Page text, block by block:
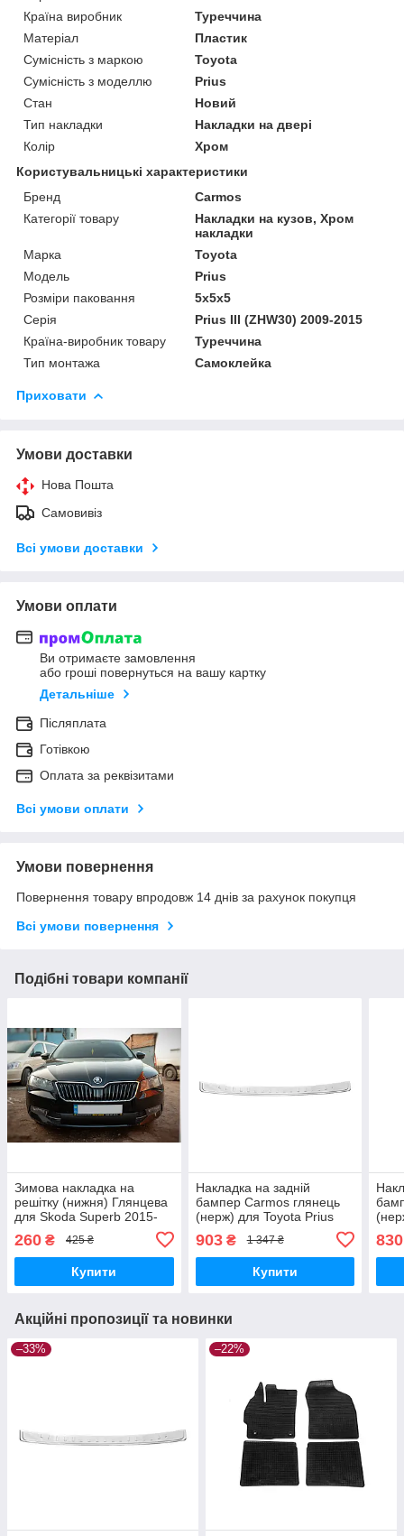
Країна виробник
Туреччина
Матеріал
Пластик
Сумісність з маркою
Toyota
Сумісність з моделлю
Prius
Стан
Новий
Тип накладки
Накладки на двері
Колір
Хром
Користувальницькі характеристики
Бренд
Carmos
Категорії товару
Накладки на кузов, Хром
накладки
Марка
Toyota
Мoдель
Prius
Розміри паковання
5x5x5
Серія
Prius III (ZHW30) 2009-2015
Країна-виробник товару
Туреччина
Тип монтажа
Самоклейка
Приховати
Умови доставки
Нова Пошта
Самовивіз
Всі умови доставки
Умови оплати
Ви отримаєте замовлення
або гроші повернуться на вашу картку
Детальніше
Післяплата
Готівкою
Оплата за реквізитами
Всі умови оплати
Умови повернення
Повернення товару впродовж 14 днів за рахунок покупця
Всі умови повернення
Подібні товари компанії
Зимова накладка на
решітку (нижня) Глянцева
для Skoda Superb 2015-
260 ₴ 425 ₴
Купити
Накладка на задній
бампер Carmos глянець
(нерж) для Toyota Prius
903₴ 1 347 ₴
Купити
830
Акційні пропозиції та новинки
–33% –22%